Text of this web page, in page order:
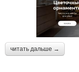
читать дальше →